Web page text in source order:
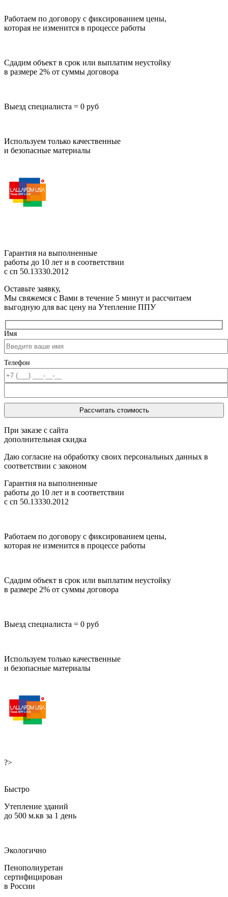
Работаем по договору с фиксированием цены,
которая не изменится в процессе работы
Сдадим объект в срок или выплатим неустойку
в размере 2% от суммы договора
Выезд специалиста = 0 руб
Используем только качественные
и безопасные материалы
Гарантия на выполненные
работы до 10 лет и в соответствии
с сп 50.13330.2012
Оставьте заявку,
Мы свяжемся с Вами в течение 5 минут и рассчитаем
выгодную для вас цену на Утепление ППУ
Имя
Телефон
При заказе с сайта
дополнительная скидка
Даю согласие на обработку своих персональных данных в
соответствии с законом
Гарантия на выполненные
работы до 10 лет и в соответствии
с сп 50.13330.2012
Работаем по договору с фиксированием цены,
которая не изменится в процессе работы
Сдадим объект в срок или выплатим неустойку
в размере 2% от суммы договора
Выезд специалиста = 0 руб
Используем только качественные
и безопасные материалы
?>
Быстро
Утепление зданий
до 500 м.кв за 1 день
Экологично
Пенополиуретан
сертифицирован
в России